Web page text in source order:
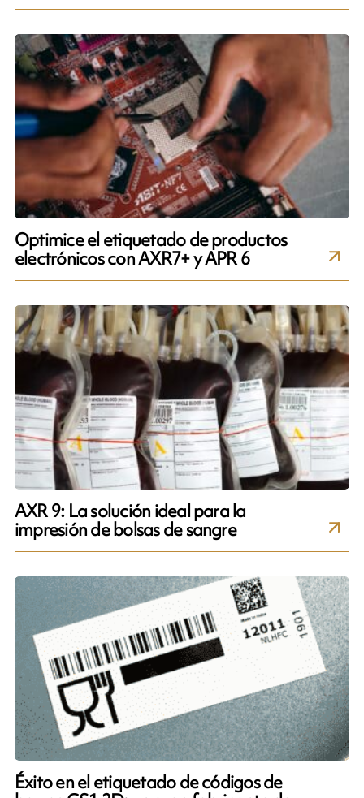
Optimice el etiquetado de productos
electrónicos con AXR7+ y APR 6
AXR 9: La solución ideal para la
impresión de bolsas de sangre
Éxito en el etiquetado de códigos de